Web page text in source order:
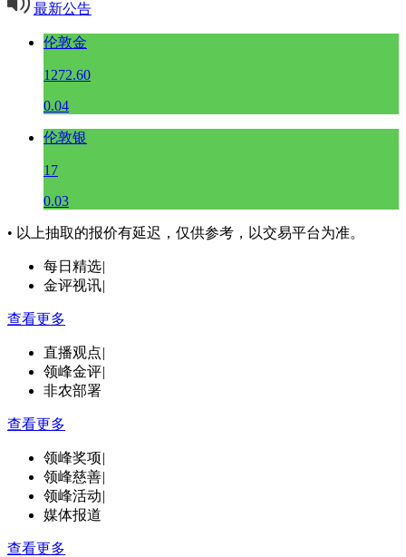
最新公告
伦敦金
1272.60
0.04
伦敦银
17
0.03
• 以上抽取的报价有延迟，仅供参考，以交易平台为准。
每日精选|
金评视讯|
查看更多
直播观点|
领峰金评|
非农部署
查看更多
领峰奖项|
领峰慈善|
领峰活动|
媒体报道
查看更多